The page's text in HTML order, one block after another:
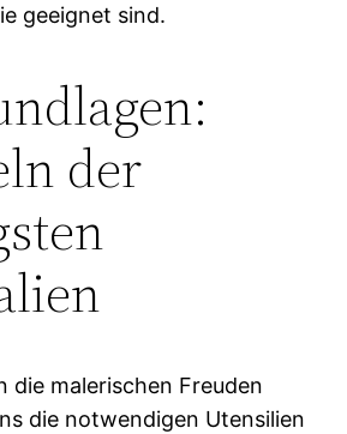
geeignet sind.
der
die malerischen Freuden
die notwendigen Utensilien